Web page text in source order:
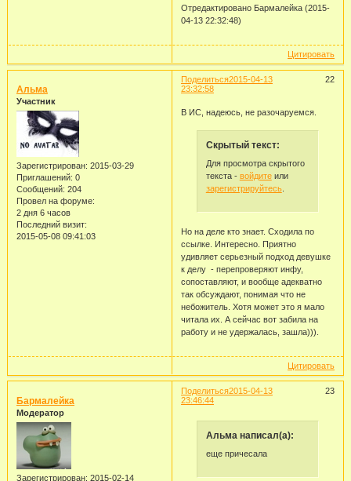
Отредактировано Бармалейка (2015-
04-13 22:32:48)
Цитировать
Поделиться 22
2015-04-13
23:32:58
Альма
Участник
Зарегистрирован: 2015-03-29
Приглашений: 0
Сообщений: 204
Провел на форуме:
2 дня 6 часов
Последний визит:
2015-05-08 09:41:03
В ИС, надеюсь, не разочаруемся.
Скрытый текст:
Для просмотра скрытого
текста - войдитеили
зарегистрируйтесь.
Но на деле кто знает. Сходила по
ссылке. Интересно. Приятно
удивляет серьезный подход девушке
к делу - перепроверяют инфу,
сопоставляют, и вообще адекватно
так обсуждают, понимая что не
небожитель. Хотя может это я мало
читала их. А сейчас вот забила на
работу и не удержалась, зашла))).
Цитировать
Поделиться 23
2015-04-13
23:46:44
Бармалейка
Модератор
Зарегистрирован: 2015-02-14
Альма написал(а):
еще причесала